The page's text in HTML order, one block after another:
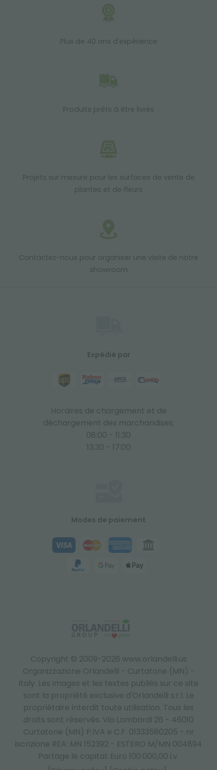
Plus de 40 ans d'expérience
Produits prêts à être livrés
Projets sur mesure pour les surfaces de vente de
plantes et de fleurs
Contactez-nous pour organiser une visite de notre
showroom
Copyright © 2009-2026 www.orlandelli.us
Organizzazione Orlandelli - Curtatone (MN) -
Italy. Les images et les textes publiés sur ce site
sont la propriété exclusive d'Orlandelli s.r.l. Le
propriétaire interdit toute utilisation. Tous les
droits sont réservés. Via Lombardi 26 - 46010
Curtatone (MN) P.IVA e C.F. 01333580205 - nr
iscrizione REA: MN 152392 - ESTERO M/MN 004894
Partage le capital: Euro 100.000,00 i.v.
Expédié par
Horaires de chargement et de
déchargement des marchandises:
08:00 - 11:30
13:30 - 17:00
Modes de paiement